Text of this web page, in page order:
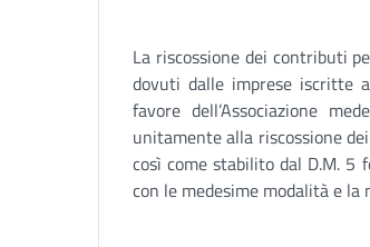
La riscossione dei contributi
dovuti dalle imprese iscritte
favore dell’Associazione
unitamente alla riscossione
così come stabilito dal D.M. 5
con le medesime modalità e la